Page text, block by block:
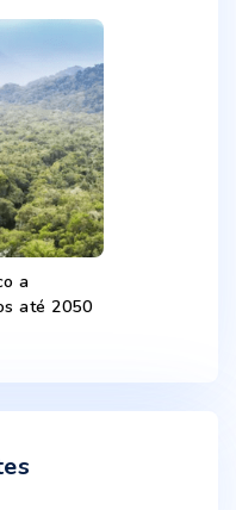
a
até 2050